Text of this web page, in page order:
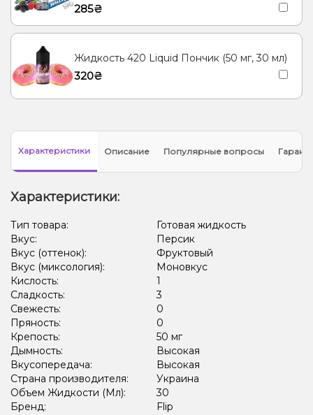
285₴
Жидкость 420 Liquid Пончик (50 мг, 30 мл)
320₴
Характеристики Описание Популярные вопросы
Характеристики:
Тип товара:
Готовая жидкость
Вкус:
Персик
Вкус (оттенок):
Фруктовый
Вкус (миксология):
Моновкус
Кислость:
1
Сладкость:
3
Свежесть:
0
Пряность:
0
Крепость:
50 мг
Дымность:
Высокая
Вкусопередача:
Высокая
Страна производителя:
Украина
Объем Жидкости (Мл):
30
Бренд:
Flip